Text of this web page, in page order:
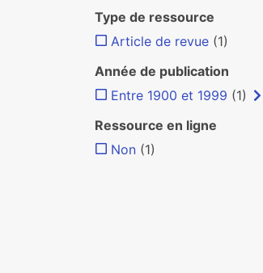
Type de ressource
Article de revue (1)
Année de publication
Entre 1900 et 1999 (1)
Ressource en ligne
Non (1)